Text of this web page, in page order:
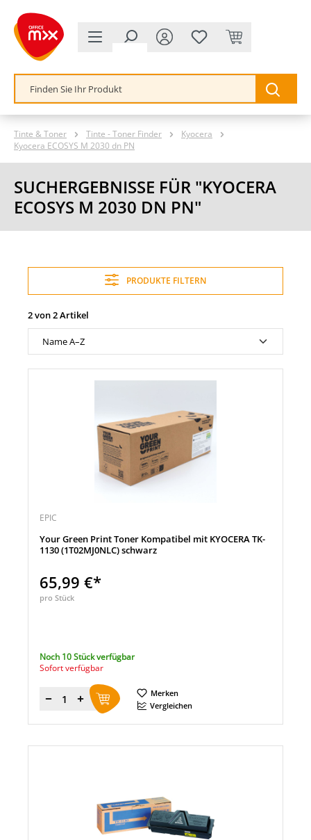
springen
Tinte & Toner Tinte - Toner Finder
Kyocera
Kyocera ECOSYS M 2030 dn PN
SUCHERGEBNISSE FÜR "KYOCERA
ECOSYS M 2030 DN PN"
PRODUKTE FILTERN
2 von 2 Artikel
EPIC
Your Green Print Toner Kompatibel mit KYOCERA TK-
1130 (1T02MJ0NLC) schwarz
65,99 €*
pro Stück
Noch 10 Stück verfügbar
Sofort verfügbar
Menge
Merken
Vergleichen